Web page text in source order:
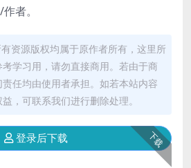
者。
资源版权均属于原作者所有，这里所
学习用，请勿直接商用。若由于商
任均由使用者承担。如若本站内容
，可联系我们进行删除处理。
下载
登录后下载